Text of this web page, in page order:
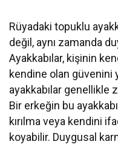
Rüyadaki topuklu
değil, aynı zamanda
Ayakkabılar, kişinin
kendine olan güvenini
ayakkabılar genellikle
Bir erkeğin bu
kırılma veya kendini
koyabilir. Duygusal